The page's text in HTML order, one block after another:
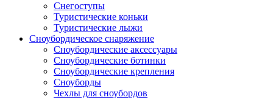
Снегоступы
Туристические коньки
Туристические лыжи
Сноубордическое снаряжение
Сноубордические аксессуары
Сноубордические ботинки
Сноубордические крепления
Сноуборды
Чехлы для сноубордов